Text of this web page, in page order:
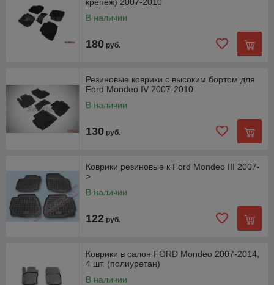
В наличии
180 руб.
Резиновые коврики с высоким бортом для
Ford Mondeo IV 2007-2010
В наличии
130 руб.
Коврики резиновые к Ford Mondeo III 2007-
>
В наличии
122 руб.
Коврики в салон FORD Mondeo 2007-2014,
4 шт. (полиуретан)
В наличии